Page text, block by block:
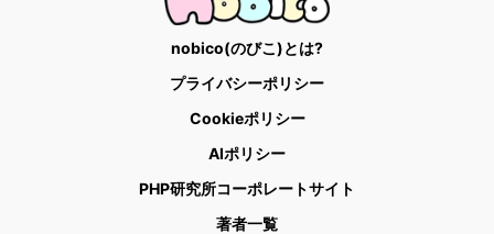
nobico(のびこ)とは?
プライバシーポリシー
Cookieポリシー
AIポリシー
PHP研究所コーポレートサイト
著者一覧